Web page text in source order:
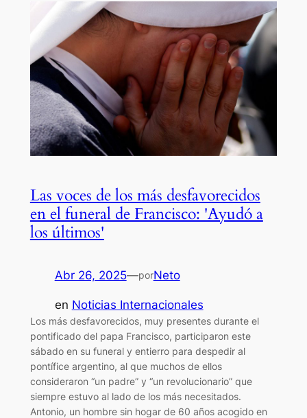
Las voces de los más desfavorecidos
en el funeral de Francisco: 'Ayudó a
los últimos'
Abr 26, 2025—porNeto
en Noticias Internacionales
Los más desfavorecidos, muy presentes durante el
pontificado del papa Francisco, participaron este
sábado en su funeral y entierro para despedir al
pontífice argentino, al que muchos de ellos
consideraron “un padre” y “un revolucionario” que
siempre estuvo al lado de los más necesitados.
Antonio, un hombre sin hogar de 60 años acogido en